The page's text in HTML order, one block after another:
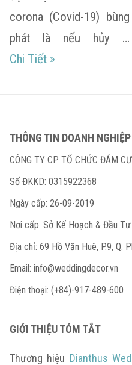
corona (Covid-19) bùng
phát là nếu hủy …
Chi Tiết Hủy cưới vì
»
THÔNG TIN DOANH NGHIỆP
CÔNG TY CP TỔ CHỨC ĐÁM
Số ĐKKD: 0315922368
Ngày cấp: 26-09-2019
Nơi cấp: Sở Kế Hoạch & Đầu Tư
Địa chỉ: 69 Hồ Văn Huê, P.9, Q.
Email: info@weddingdecor.vn
Điện thoại: (+84)-917-489-600
GIỚI THIỆU TÓM TẮT
Thương hiệu Dianthus